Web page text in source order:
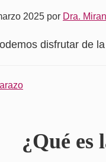
2025 por Dra.
disfrutar de
¿Qué es